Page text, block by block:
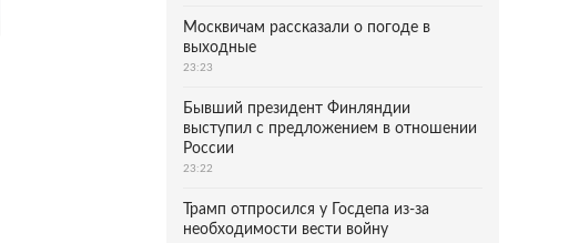
Москвичам рассказали о погоде в
выходные
23:23
Бывший президент Финляндии
выступил с предложением в отношении
России
23:22
Трамп отпросился у Госдепа из-за
необходимости вести войну